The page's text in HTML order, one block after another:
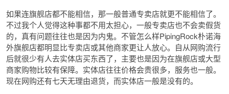
如果连旗舰店都不能相信，那一般普通专卖店就更不能相信了。
不过我个人觉得这种事都不用太担心，一般专卖店也不会卖假货
的，真有问题往往也是因为内鬼。不管怎么样PipingRock朴诺海
外旗舰店都明显比专卖店或其他商家更让人放心。自从网购流行
后就很少有人去实体店买东西了，主要也是因为在旗舰店或大型
商家购物比较有保障。实体店往往价格会贵很多，服务也一般。
现在网购还有七天无理由退货，而实体店一般是没有的。